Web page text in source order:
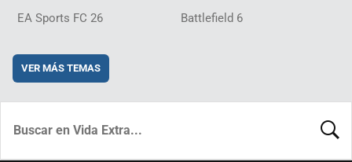
EA Sports FC 26 Battlefield 6
VER MÁS TEMAS